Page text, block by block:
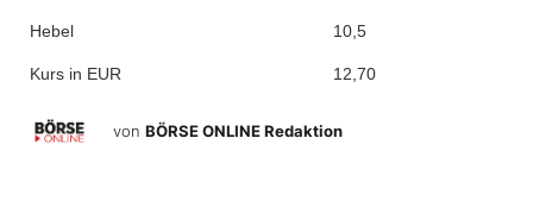
Hebel 10,5
Kurs in EUR 12,70
von BÖRSE ONLINE Redaktion